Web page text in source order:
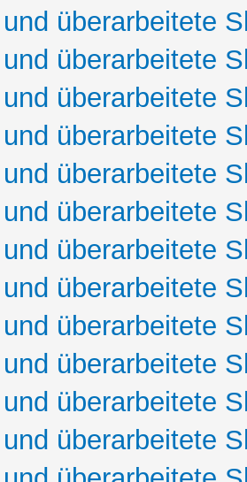
überarbeitete
überarbeitete
überarbeitete
überarbeitete
überarbeitete
überarbeitete
überarbeitete
überarbeitete
überarbeitete
überarbeitete
überarbeitete
überarbeitete